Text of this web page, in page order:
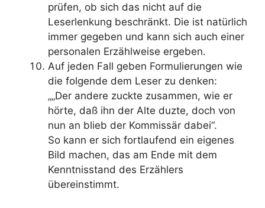
prüfen, ob sich das nicht auf die
Leserlenkung beschränkt. Die ist natürlich
immer gegeben und kann sich auch einer
personalen Erzählweise ergeben.
Auf jeden Fall geben Formulierungen wie
die folgende dem Leser zu denken:
„„Der andere zuckte zusammen, wie er
hörte, daß ihn der Alte duzte, doch von
nun an blieb der Kommissär dabei“.
So kann er sich fortlaufend ein eigenes
Bild machen, das am Ende mit dem
Kenntnisstand des Erzählers
übereinstimmt.